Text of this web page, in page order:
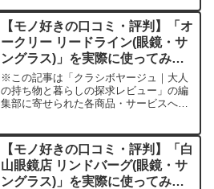
けど、量販店の眼鏡ではちょっと物足り
ないし、本物のブランド...
【モノ好きの口コミ・評判】「オ
ークリー リードライン(眼鏡・サ
ングラス)」を実際に使ってみた
正直感想
※この記事は「クラシボヤージュ｜大人
の持ち物と暮らしの探求レビュー」の編
集部に寄せられた各商品・サービスへの
る？「オークリー リードライン」のリア
ルな実力とはメガネやサ...
【モノ好きの口コミ・評判】「白
山眼鏡店 リンドバーグ(眼鏡・サ
ングラス)」を実際に使ってみた